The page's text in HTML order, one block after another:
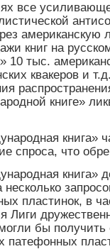
все
американскую
книг на
10 тыс.
квакеров и
книге»
книга»
спроса, что
книга»
несколько
пластинок, в
Лиги
бы
патефонных